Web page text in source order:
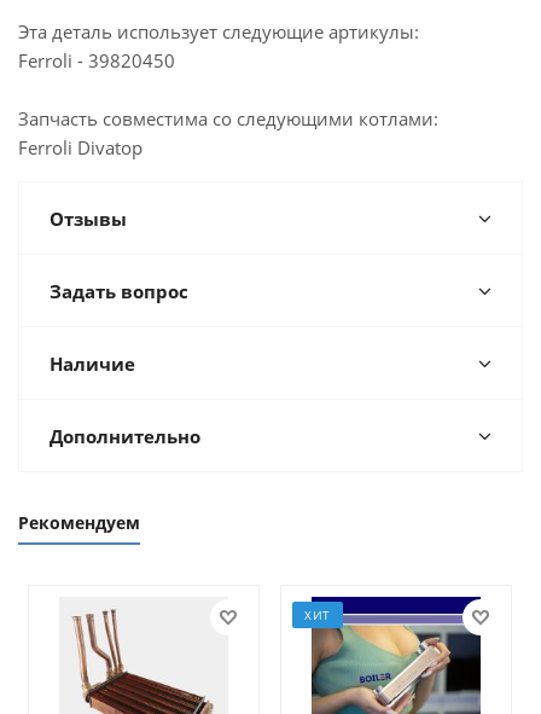
Казань, ул. Журналистов, 101
Мало
Альметьевск, ул. Советская, 180А
Достаточно
Эта деталь использует следующие артикулы:
Ferroli - 39820450
Запчасть совместима со следующими котлами:
Ferroli Divatop
Отзывы
Задать вопрос
Наличие
Дополнительно
Рекомендуем
ХИТ